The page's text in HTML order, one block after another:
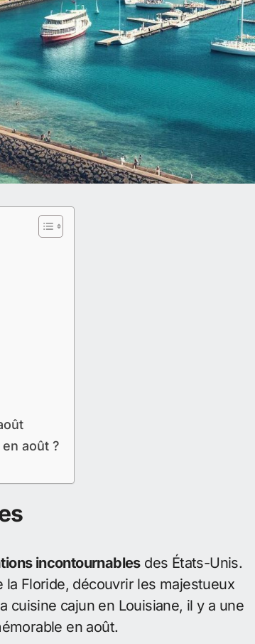
août ?
incontournablesdes États-Unis.
Floride, découvrir les majestueux
cuisine cajun en Louisiane, il y a une
en août.